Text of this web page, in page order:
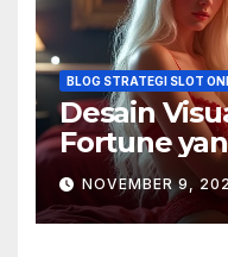
BLOG STRATEGI SLOT
Desain
Fortune
Memukau
NOVEMBER 9,